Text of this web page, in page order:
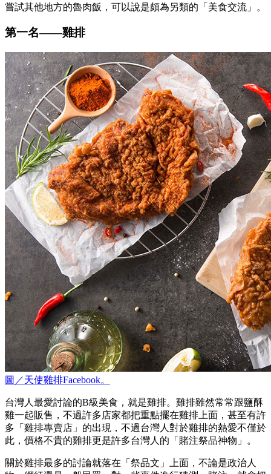
嘗試其他地方的魯肉飯，可以說是頗為另類的「美食交流」。
第一名——雞排
圖／天使雞排Facebook。
台灣人最愛討論的B級美食，就是雞排。雞排雖然常常跟鹽酥
雞一起販售，不過許多店家都把重點擺在雞排上面，甚至有許
多「雞排專賣店」的出現，不過台灣人對於雞排的熱愛不僅於
此，價格不貴的雞排更是許多台灣人的「賭注祭品神物」。
關於雞排最多的討論就落在「祭品文」上面，不論是政治人